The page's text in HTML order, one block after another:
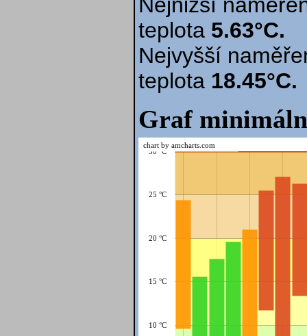
teplota 5.63°C.
Nejvyšší
teplota 18.45°C.
Graf
10 °C
15 °C
20 °C
25 °C
30 °C
chart by amcharts.com